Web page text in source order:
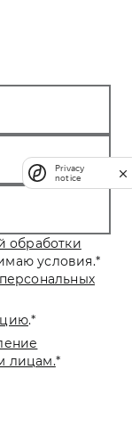
обработки
условия.*
.*
лицам.*
Privacy
notice